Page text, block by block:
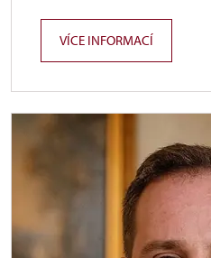
VÍCE INFORMACÍ